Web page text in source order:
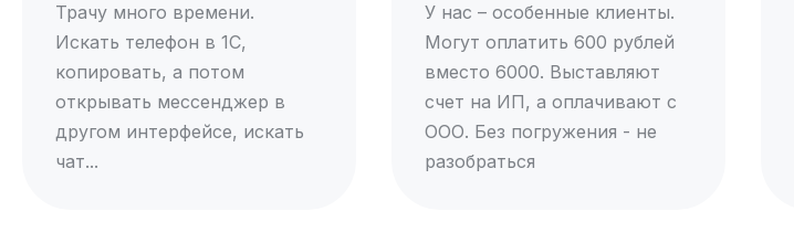
Трачу много времени.
Искать телефон в 1С,
копировать, а потом
открывать мессенджер в
другом интерфейсе, искать
чат...
У нас – особенные клиенты.
Могут оплатить 600 рублей
вместо 6000. Выставляют
счет на ИП, а оплачивают с
ООО. Без погружения - не
разобраться